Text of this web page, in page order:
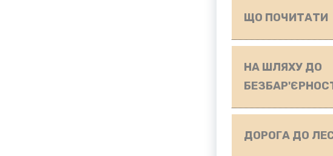
ЩО ПОЧИТАТИ
НА ШЛЯХУ ДО
ДОРОГА ДО